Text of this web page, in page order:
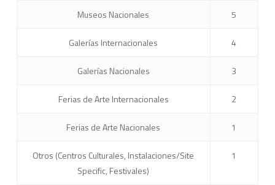
Museos Nacionales 5
Galerías Internacionales 4
Galerías Nacionales 3
Ferias de Arte Internacionales 2
Ferias de Arte Nacionales 1
Otros (Centros Culturales, Instalaciones/Site
Specific, Festivales)
1